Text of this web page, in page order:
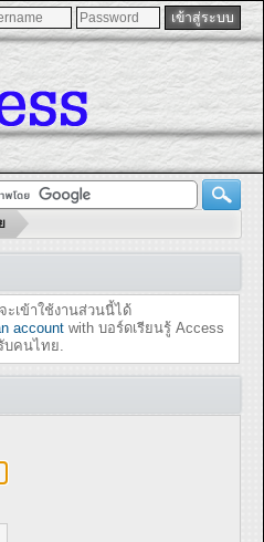
เข้าใช้งานส่วนนี้ได้
account with บอร์ดเรียนรู้ Access
บคนไทย.